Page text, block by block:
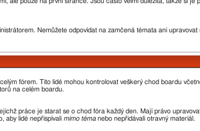
Nemůžete odpovídat na zamčená témata ani
fórem. Tito lidé mohou kontrolovat veškerý chod boardu
na celém boardu.
práce je starat se o chod fóra každý den. Mají právo
aby lidé nepřispívali mimo témanebo nepřidávali otravný materiál.